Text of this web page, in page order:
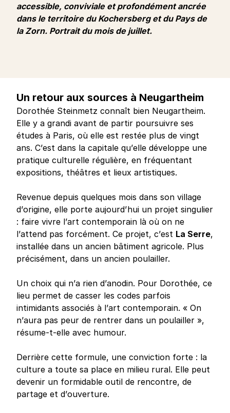
accessible, conviviale et profondément ancrée
dans le territoire du Kochersberg et du Pays de
la Zorn. Portrait du mois de juillet.
Un retour aux sources à Neugartheim
Dorothée Steinmetz connaît bien Neugartheim.
Elle y a grandi avant de partir poursuivre ses
études à Paris, où elle est restée plus de vingt
ans. C’est dans la capitale qu’elle développe une
pratique culturelle régulière, en fréquentant
expositions, théâtres et lieux artistiques.
Revenue depuis quelques mois dans son village
d’origine, elle porte aujourd’hui un projet singulier
: faire vivre l’art contemporain là où on ne
l’attend pas forcément. Ce projet, c’est La Serre,
installée dans un ancien bâtiment agricole. Plus
précisément, dans un ancien poulailler.
Un choix qui n’a rien d’anodin. Pour Dorothée, ce
lieu permet de casser les codes parfois
intimidants associés à l’art contemporain. « On
n’aura pas peur de rentrer dans un poulailler »,
résume-t-elle avec humour.
Derrière cette formule, une conviction forte : la
culture a toute sa place en milieu rural. Elle peut
devenir un formidable outil de rencontre, de
partage et d’ouverture.